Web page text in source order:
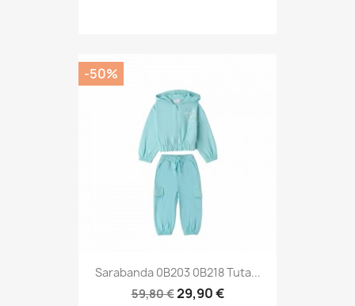
Sarabanda 0B203 0B218 Tuta...
59,80 €29,90 €
-50%